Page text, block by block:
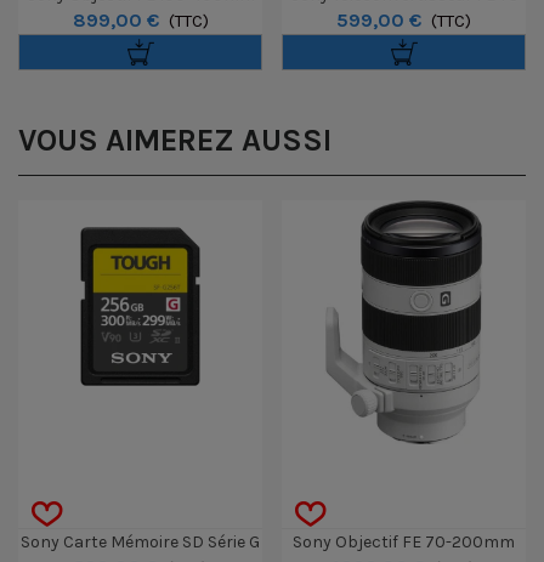
F/5.6-8 OSS
899,00 € (TTC)
1.4x
599,00 € (TTC)
VOUS AIMEREZ AUSSI
Sony Carte Mémoire SD Série G
Sony Objectif FE 70-200mm